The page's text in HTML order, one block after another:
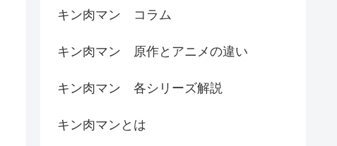
キン肉マン コラム
キン肉マン 原作とアニメの違い
キン肉マン 各シリーズ解説
キン肉マンとは